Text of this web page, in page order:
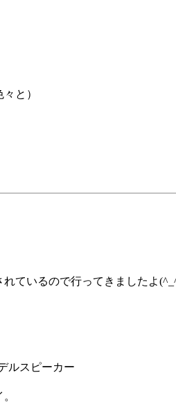
と）
ているので行ってきましたよ
ルスピーカー